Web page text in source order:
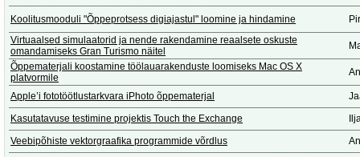
Koolitusmooduli "Õppeprotsess digiajastul" loomine ja hindamine
Virtuaalsed simulaatorid ja nende rakendamine reaalsete oskuste
omandamiseks Gran Turismo näitel
Õppematerjali koostamine töölauarakenduste loomiseks Mac OS X
platvormile
Apple’i fototöötlustarkvara iPhoto õppematerjal
Kasutatavuse testimine projektis Touch the Exchange
Veebipõhiste vektorgraafika programmide võrdlus